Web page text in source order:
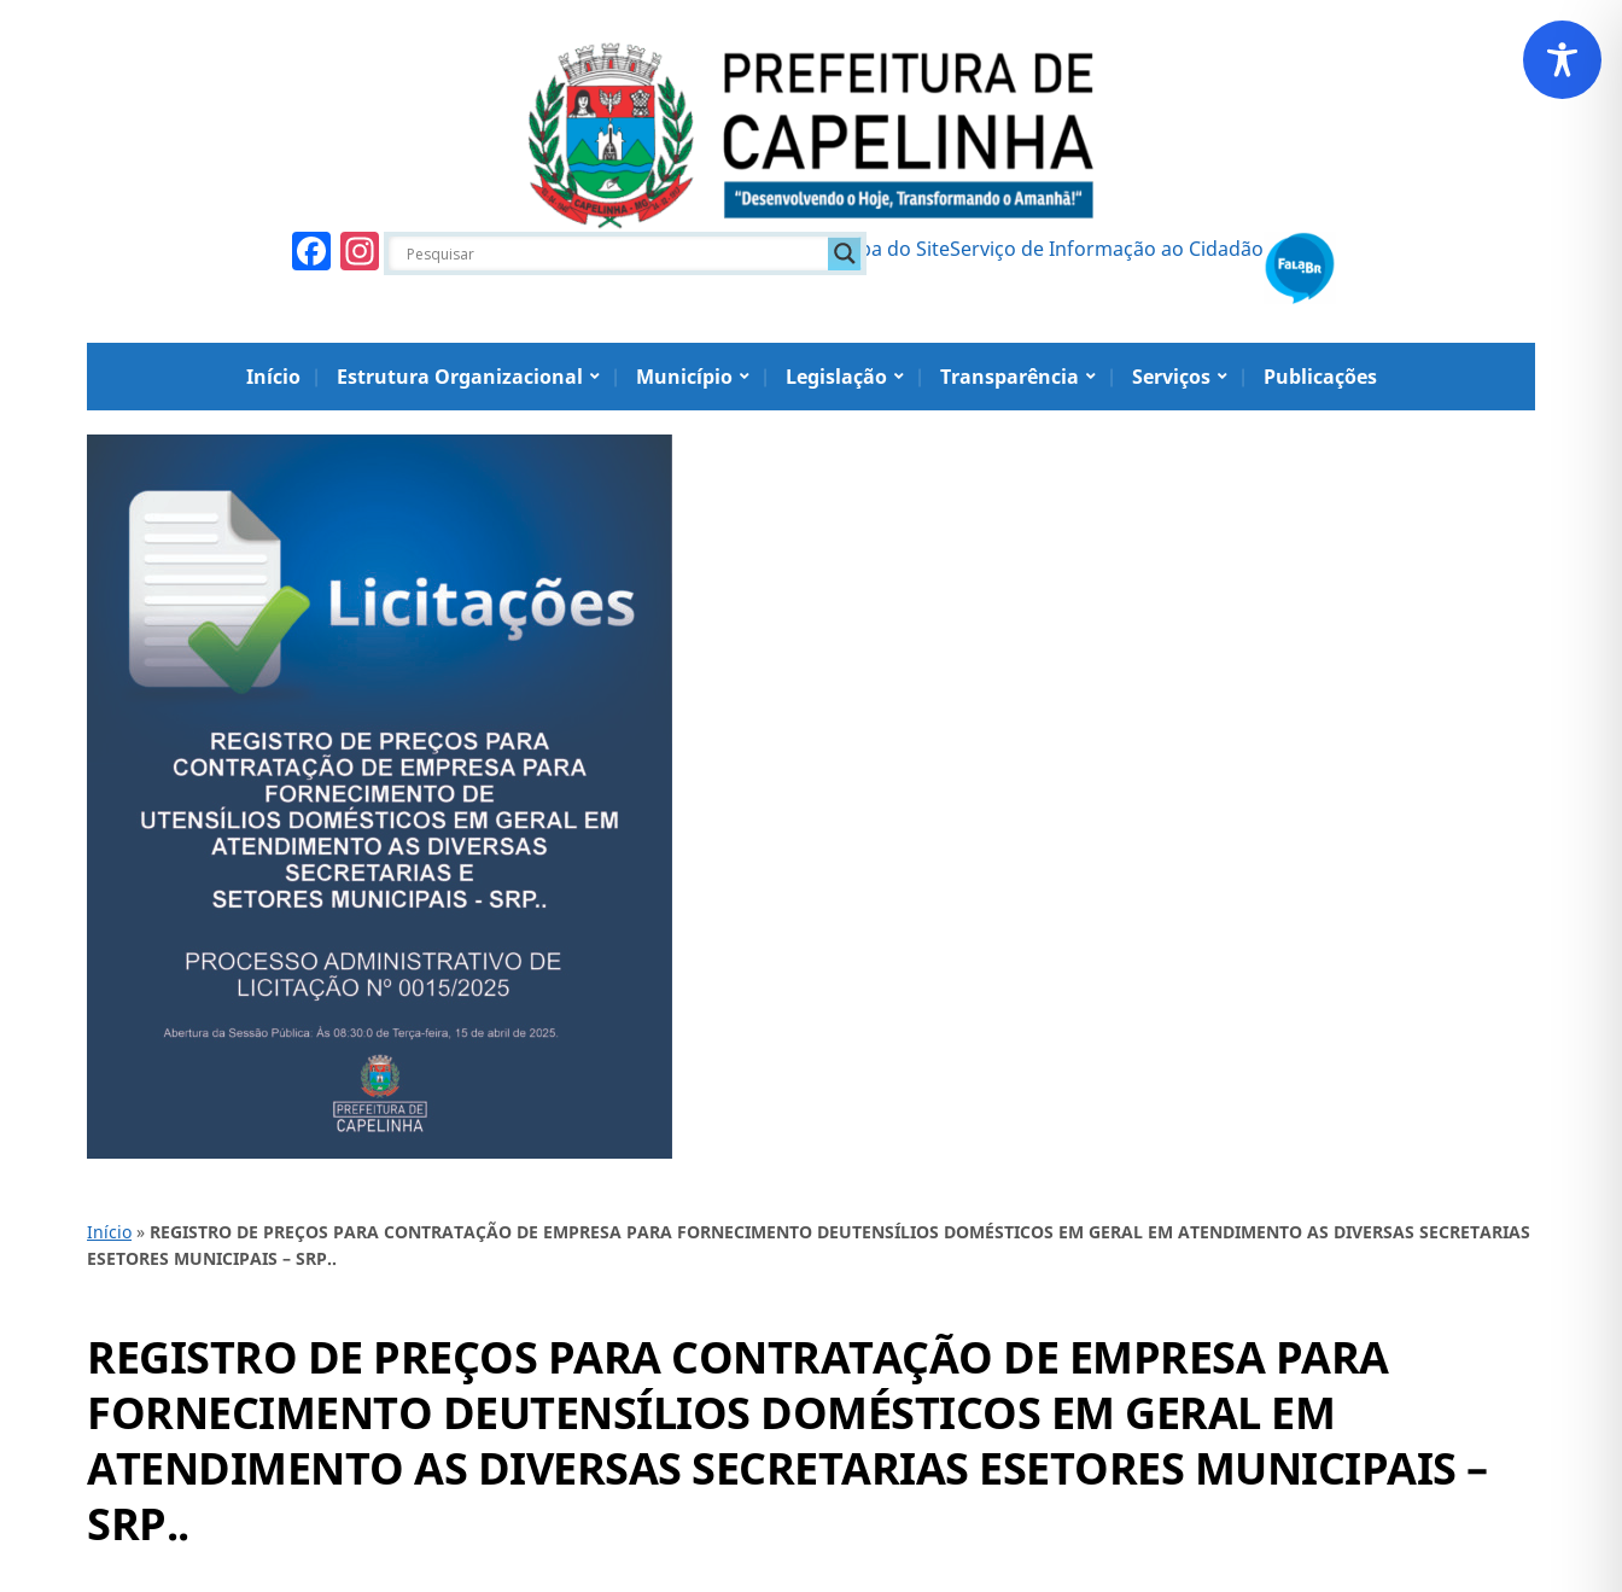
Facebook
Instagram Mapa do SiteServiço de Informação ao Cidadão
Início Estrutura Organizacional Município Legislação Transparência Serviços Publicações
Início » REGISTRO DE PREÇOS PARA CONTRATAÇÃO DE EMPRESA PARA FORNECIMENTO DEUTENSÍLIOS DOMÉSTICOS EM GERAL EM ATENDIMENTO AS DIVERSAS SECRETARIAS
ESETORES MUNICIPAIS – SRP..
REGISTRO DE PREÇOS PARA CONTRATAÇÃO DE EMPRESA PARA
FORNECIMENTO DEUTENSÍLIOS DOMÉSTICOS EM GERAL EM
ATENDIMENTO AS DIVERSAS SECRETARIAS ESETORES MUNICIPAIS –
SRP..